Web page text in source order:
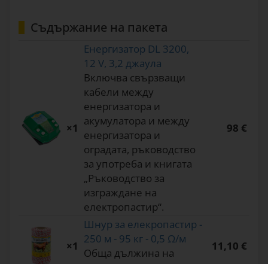
Съдържание на пакета
×1
Енергизатор DL 3200,
12 V, 3,2 джаула
Включва свързващи
кабели между
енергизатора и
акумулатора и между
енергизатора и
оградата, ръководство
за употреба и книгата
„Ръководство за
изграждане на
електропастир“.
98 €
×1
Шнур за елекропастир -
250 м - 95 кг - 0,5 Ω/м
Обща дължина на
11,10 €